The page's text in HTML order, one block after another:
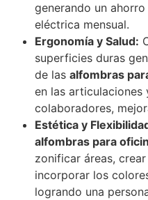
generando un
eléctrica mensual.
Ergonomía y Salud:
superficies duras
de las alfombras
en las articulaciones
colaboradores,
Estética y
alfombras para
zonificar áreas,
incorporar los
logrando una